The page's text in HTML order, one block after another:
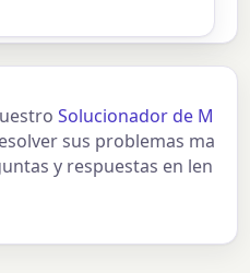
Solucionador de M
sus problemas ma
y respuestas en len